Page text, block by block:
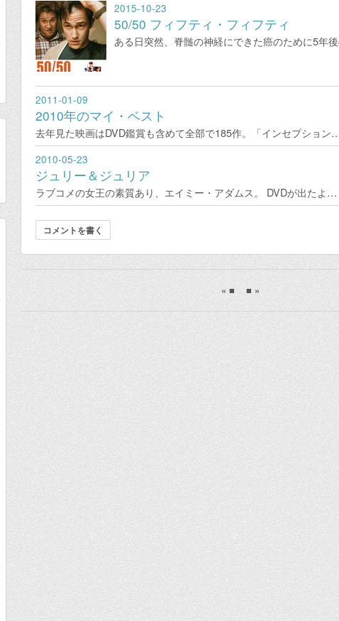
2015-10-23
50/50 フィフティ・フィフティ
ある日突然、脊髄の神経にできた癌のために5年
2011-01-09
2010年のマイ・ベスト
去年見た映画はDVD鑑賞も含めて全部で185作。「インセプション
2010-05-23
ジュリー＆ジュリア
ラブコメの女王の素質あり、エイミー・アダムス。 DVDが出たよ…
コメントを書く
« ■ ■ »